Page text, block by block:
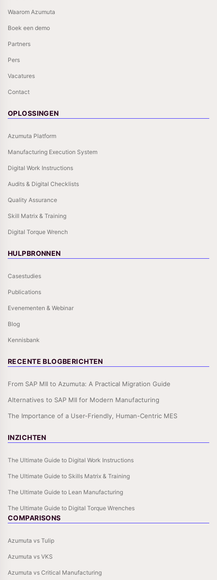
Waarom Azumuta
Boek een demo
Partners
Pers
Vacatures
Contact
OPLOSSINGEN
Azumuta Platform
Manufacturing Execution System
Digital Work Instructions
Audits & Digital Checklists
Quality Assurance
Skill Matrix & Training
Digital Torque Wrench
HULPBRONNEN
Casestudies
Publications
Evenementen & Webinar
Blog
Kennisbank
RECENTE BLOGBERICHTEN
From SAP MII to Azumuta: A Practical Migration Guide
Alternatives to SAP MII for Modern Manufacturing
The Importance of a User-Friendly, Human-Centric MES
INZICHTEN
The Ultimate Guide to Digital Work Instructions
The Ultimate Guide to Skills Matrix & Training
The Ultimate Guide to Lean Manufacturing
The Ultimate Guide to Digital Torque Wrenches
COMPARISONS
Azumuta vs Tulip
Azumuta vs VKS
Azumuta vs Critical Manufacturing